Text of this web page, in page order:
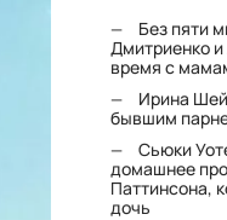
Без пяти
Дмитриенко
время с
Ирина
бывшим
Сьюки
домашнее
Паттинсона,
дочь